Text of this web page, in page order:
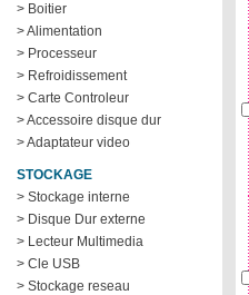
> Boitier
> Alimentation
> Processeur
> Refroidissement
> Carte Controleur
> Accessoire disque dur
> Adaptateur video
STOCKAGE
> Stockage interne
> Disque Dur externe
> Lecteur Multimedia
> Cle USB
> Stockage reseau